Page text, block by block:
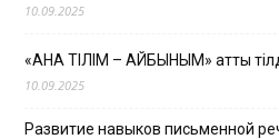
10.09.2025
«АНА ТІЛІМ – АЙБЫНЫМ» атты
10.09.2025
Развитие навыков письменной